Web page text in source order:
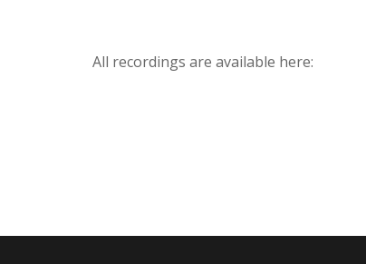
All recordings are available here: